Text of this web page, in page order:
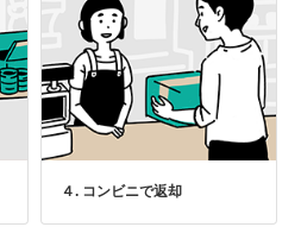
４. コンビニで返却